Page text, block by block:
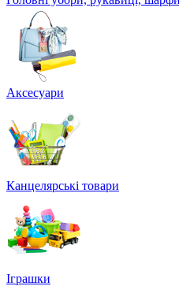
Аксесуари
Канцелярські товари
Іграшки